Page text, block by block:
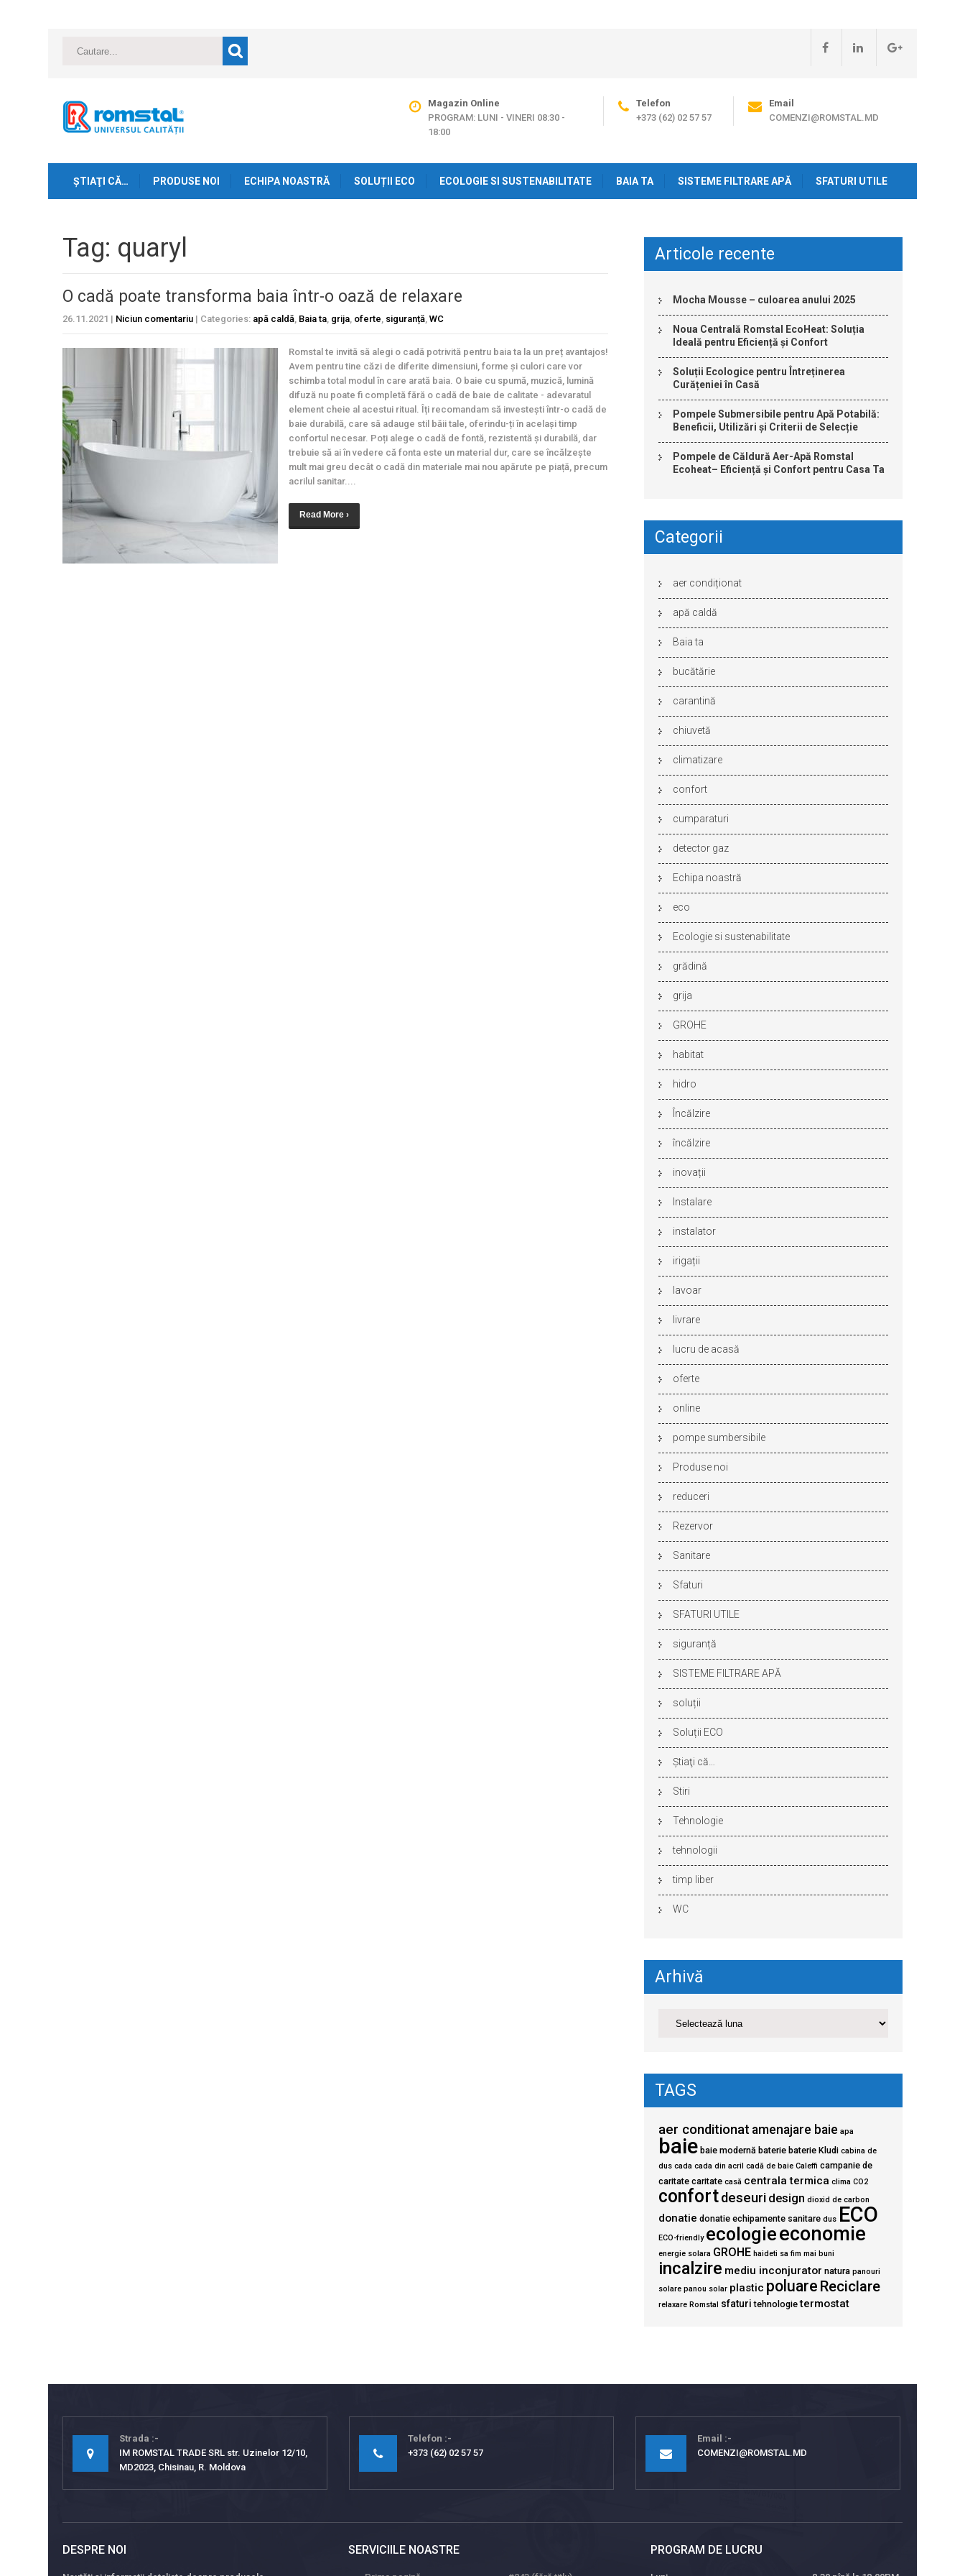
Magazin Online
PROGRAM: LUNI - VINERI 08:30 -
18:00
Telefon
+373 (62) 02 57 57
Email
COMENZI@ROMSTAL.MD
ŞTIAŢI CĂ… PRODUSE NOI ECHIPA NOASTRĂ SOLUȚII ECO ECOLOGIE SI SUSTENABILITATE BAIA TA SISTEME FILTRARE APĂ SFATURI UTILE
Tag: quaryl
O cadă poate transforma baia într-o oază de relaxare
26.11.2021 | Niciun comentariu | Categories: apă caldă, Baia ta, grija, oferte, siguranță, WC
Romstal te invită să alegi o cadă potrivită pentru baia ta la un preț avantajos!
Avem pentru tine căzi de diferite dimensiuni, forme și culori care vor
schimba total modul în care arată baia. O baie cu spumă, muzică, lumină
difuză nu poate fi completă fără o cadă de baie de calitate - adevaratul
element cheie al acestui ritual. Îți recomandam să investești într-o cadă de
baie durabilă, care să adauge stil băii tale, oferindu-ți în același timp
confortul necesar. Poți alege o cadă de fontă, rezistentă și durabilă, dar
trebuie să ai în vedere că fonta este un material dur, care se încălzește
mult mai greu decât o cadă din materiale mai nou apărute pe piață, precum
acrilul sanitar....
Read More ›
Articole recente
Mocha Mousse – culoarea anului 2025
Noua Centrală Romstal EcoHeat: Soluția
Ideală pentru Eficiență și Confort
Soluții Ecologice pentru Întreținerea
Curățeniei în Casă
Pompele Submersibile pentru Apă Potabilă:
Beneficii, Utilizări și Criterii de Selecție
Pompele de Căldură Aer-Apă Romstal
Ecoheat– Eficiență și Confort pentru Casa Ta
Categorii
aer condiționat
apă caldă
Baia ta
bucătărie
carantină
chiuvetă
climatizare
confort
cumparaturi
detector gaz
Echipa noastră
eco
Ecologie si sustenabilitate
grădină
grija
GROHE
habitat
hidro
Încălzire
încălzire
inovații
Instalare
instalator
irigații
lavoar
livrare
lucru de acasă
oferte
online
pompe sumbersibile
Produse noi
reduceri
Rezervor
Sanitare
Sfaturi
SFATURI UTILE
siguranță
SISTEME FILTRARE APĂ
soluții
Soluții ECO
Ştiaţi că…
Stiri
Tehnologie
tehnologii
timp liber
WC
Arhivă
TAGS
aer conditionat amenajare baie apa
baie baie modernă baterie baterie Kludi cabina de
dus cada cada din acril cadă de baie Caleffi campanie de
caritate caritate casă centrala termica clima CO2
confortdeseuri design dioxid de carbon
donatie donatie echipamente sanitare dus ECO
ECO-friendly ecologieeconomie
energie solara GROHE haideti sa fim mai buni
incalzire mediu inconjurator natura panouri
solare panou solar plastic poluare Reciclare
relaxare Romstal sfaturi tehnologie termostat
Strada
IM ROMSTAL TRADE SRL str. Uzinelor 12/10,
MD2023, Chisinau, R. Moldova
Telefon
+373 (62) 02 57 57
Email
COMENZI@ROMSTAL.MD
DESPRE NOI SERVICIILE NOASTRE PROGRAM DE LUCRU